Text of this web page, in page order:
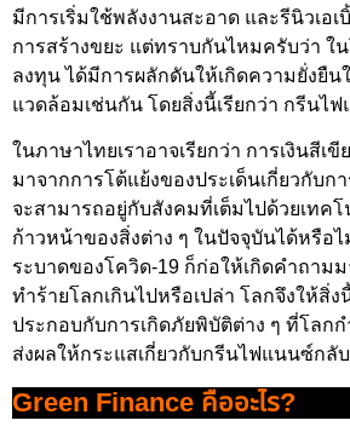
มีการเริ่มใช้พลังงานสะอาด และรีนิวเอเ
การสร้างขยะ แต่ทราบกันไหมครับว่า ใ
ลงทุน ได้มีการผลักดันให้เกิดความยั่งยืน
แวดล้อมเช่นกัน โดยสิ่งนี้เรียกว่า กรีนไ
ในภาษาไทยเราอาจเรียกว่า การเงินสีเ
มาจากการโต้แย้งของประเด็นเกี่ยวกับ
จะสามารถอยู่กับสังคมที่เต็มไปด้วยเทค
ก้าวหน้าของสิ่งต่าง ๆ ในปัจจุบันได้หรือ
ระบาดของโควิด-19 ก็ก่อให้เกิดคำถาม
ทำร้ายโลกเกินไปหรือเปล่า โลกจึงให้สิ่
ประกอบกับการเกิดภัยพิบัติต่าง ๆ ที่โลก
ส่งผลให้กระแสเกี่ยวกับกรีนไฟแนนซ์กลั
Green Finance คืออะไร?